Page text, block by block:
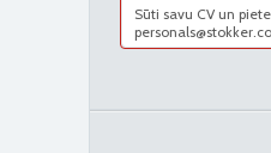
Sūti savu CV un